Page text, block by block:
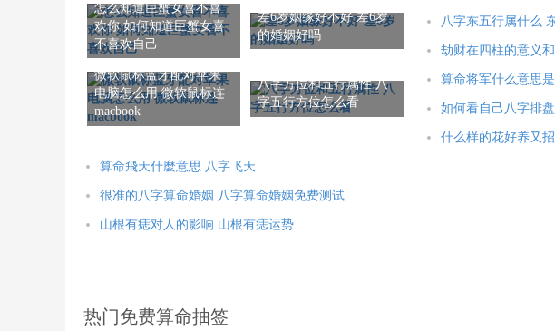
怎么知道巨蟹女喜不喜
欢你 如何知道巨蟹女喜
不喜欢自己
差6岁姻缘好不好 差6岁
的婚姻好吗
微软鼠标蓝牙配对苹果
电脑怎么用 微软鼠标连
macbook
八字方位和五行属性 八
字五行方位怎么看
八字东五行属什么
劫财在四柱的意义
算命将军什么意思
如何看自己八字排
什么样的花好养又
算命飛天什麼意思 八字飞天
很准的八字算命婚姻 八字算命婚姻免费测试
山根有痣对人的影响 山根有痣运势
热门免费算命抽签